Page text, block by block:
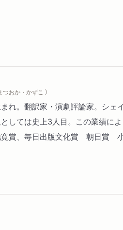
つおか・かずこ ）
れ。翻訳家・演劇評論家。シェ
しては史上3人目。この業績に
賞、毎日出版文化賞 朝日賞